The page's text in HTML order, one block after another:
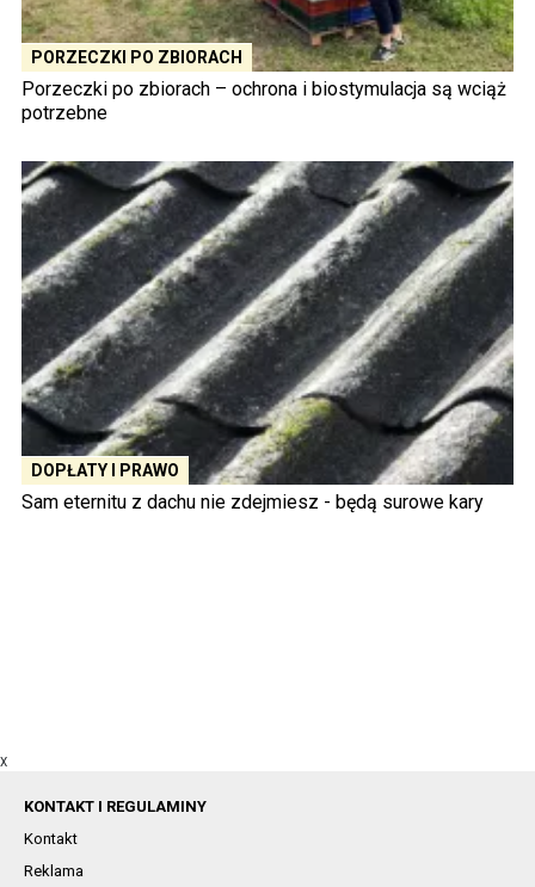
PORZECZKI PO ZBIORACH
Porzeczki po zbiorach – ochrona i biostymulacja są wciąż
potrzebne
DOPŁATY I PRAWO
Sam eternitu z dachu nie zdejmiesz - będą surowe kary
X
KONTAKT I REGULAMINY
Kontakt
Reklama